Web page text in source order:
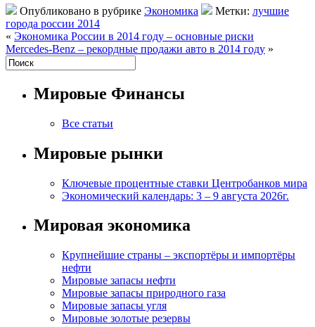
Опубликовано в рубрике Экономика Метки: лучшие
города россии 2014
« Экономика России в 2014 году – основные риски
Mercedes-Benz – рекордные продажи авто в 2014 году »
Мировые Финансы
Все статьи
Мировые рынки
Ключевые процентные ставки Центробанков мира
Экономический календарь: 3 – 9 августа 2026г.
Мировая экономика
Крупнейшие страны – экспортёры и импортёры
нефти
Мировые запасы нефти
Мировые запасы природного газа
Мировые запасы угля
Мировые золотые резервы